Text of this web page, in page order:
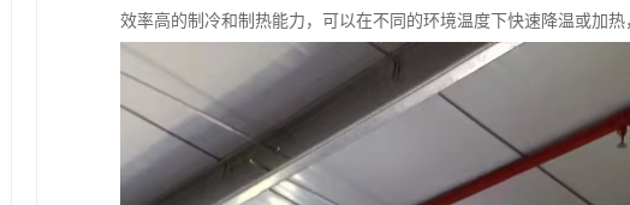
效率高的制冷和制热能力，可以在不同的环境温度下快速降温或加热